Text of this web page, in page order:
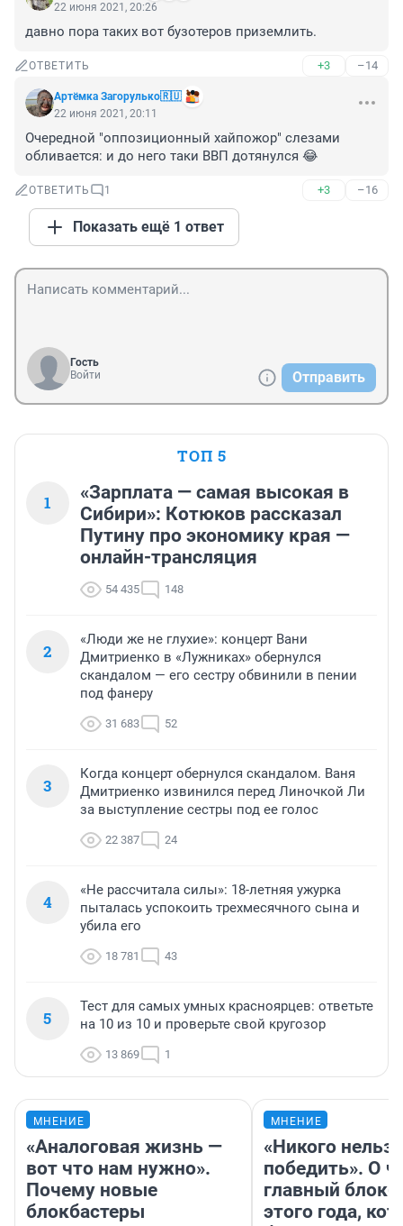
22 июня 2021, 20:26
давно пора таких вот бузотеров приземлить.
ОТВЕТИТЬ +3 –14
Артёмка Загорулько🇷🇺
22 июня 2021, 20:11
Очередной "оппозиционный хайпожор" слезами
обливается: и до него таки ВВП дотянулся 😂
ОТВЕТИТЬ 1 +3 –16
Показать ещё 1 ответ
Гость
Войти
Отправить
ТОП 5
1
«Зарплата — самая высокая в
Сибири»: Котюков рассказал
Путину про экономику края —
онлайн-трансляция
54 435 148
2
«Люди же не глухие»: концерт Вани
Дмитриенко в «Лужниках» обернулся
скандалом — его сестру обвинили в пении
под фанеру
31 683 52
3
Когда концерт обернулся скандалом. Ваня
Дмитриенко извинился перед Линочкой Ли
за выступление сестры под ее голос
22 387 24
4
«Не рассчитала силы»: 18-летняя ужурка
пыталась успокоить трехмесячного сына и
убила его
18 781 43
5
Тест для самых умных красноярцев: ответьте
на 10 из 10 и проверьте свой кругозор
13 869 1
МНЕНИЕ
«Аналоговая жизнь —
вот что нам нужно».
Почему новые
блокбастеры
МНЕНИЕ
«Никого нельзя
победить». О
главный
этого года,